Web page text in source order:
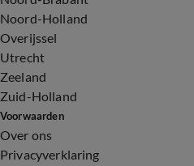
Noord-Holland
Overijssel
Utrecht
Zeeland
Zuid-Holland
Voorwaarden
Over ons
Privacyverklaring